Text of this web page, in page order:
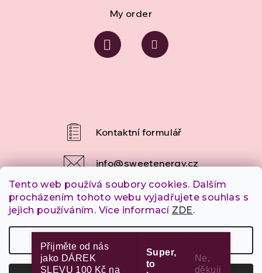
Tento web používá soubory cookies. Dalším
procházením tohoto webu vyjadřujete souhlas s
jejich používáním. Více informací ZDE.
My order
info@sweetenergy.cz
+420 607 253 790
Copyright 2026SweetEnergy.cz
Přijměte od nás
jako DÁREK
SLEVU 100 Kč na
Super,
to
Ne,
děkuji